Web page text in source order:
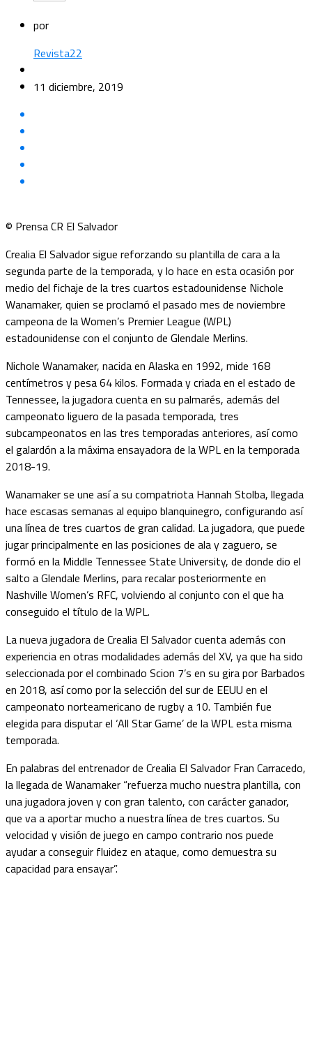
por
Revista22
11 diciembre, 2019
© Prensa CR El Salvador
Crealia El Salvador sigue reforzando su plantilla de cara a la
segunda parte de la temporada, y lo hace en esta ocasión por
medio del fichaje de la tres cuartos estadounidense Nichole
Wanamaker, quien se proclamó el pasado mes de noviembre
campeona de la Women’s Premier League (WPL)
estadounidense con el conjunto de Glendale Merlins.
Nichole Wanamaker, nacida en Alaska en 1992, mide 168
centímetros y pesa 64 kilos. Formada y criada en el estado de
Tennessee, la jugadora cuenta en su palmarés, además del
campeonato liguero de la pasada temporada, tres
subcampeonatos en las tres temporadas anteriores, así como
el galardón a la máxima ensayadora de la WPL en la temporada
2018-19.
Wanamaker se une así a su compatriota Hannah Stolba, llegada
hace escasas semanas al equipo blanquinegro, configurando así
una línea de tres cuartos de gran calidad. La jugadora, que puede
jugar principalmente en las posiciones de ala y zaguero, se
formó en la Middle Tennessee State University, de donde dio el
salto a Glendale Merlins, para recalar posteriormente en
Nashville Women’s RFC, volviendo al conjunto con el que ha
conseguido el título de la WPL.
La nueva jugadora de Crealia El Salvador cuenta además con
experiencia en otras modalidades además del XV, ya que ha sido
seleccionada por el combinado Scion 7’s en su gira por Barbados
en 2018, así como por la selección del sur de EEUU en el
campeonato norteamericano de rugby a 10. También fue
elegida para disputar el ‘All Star Game’ de la WPL esta misma
temporada.
En palabras del entrenador de Crealia El Salvador Fran Carracedo,
la llegada de Wanamaker “refuerza mucho nuestra plantilla, con
una jugadora joven y con gran talento, con carácter ganador,
que va a aportar mucho a nuestra línea de tres cuartos. Su
velocidad y visión de juego en campo contrario nos puede
ayudar a conseguir fluidez en ataque, como demuestra su
capacidad para ensayar”.